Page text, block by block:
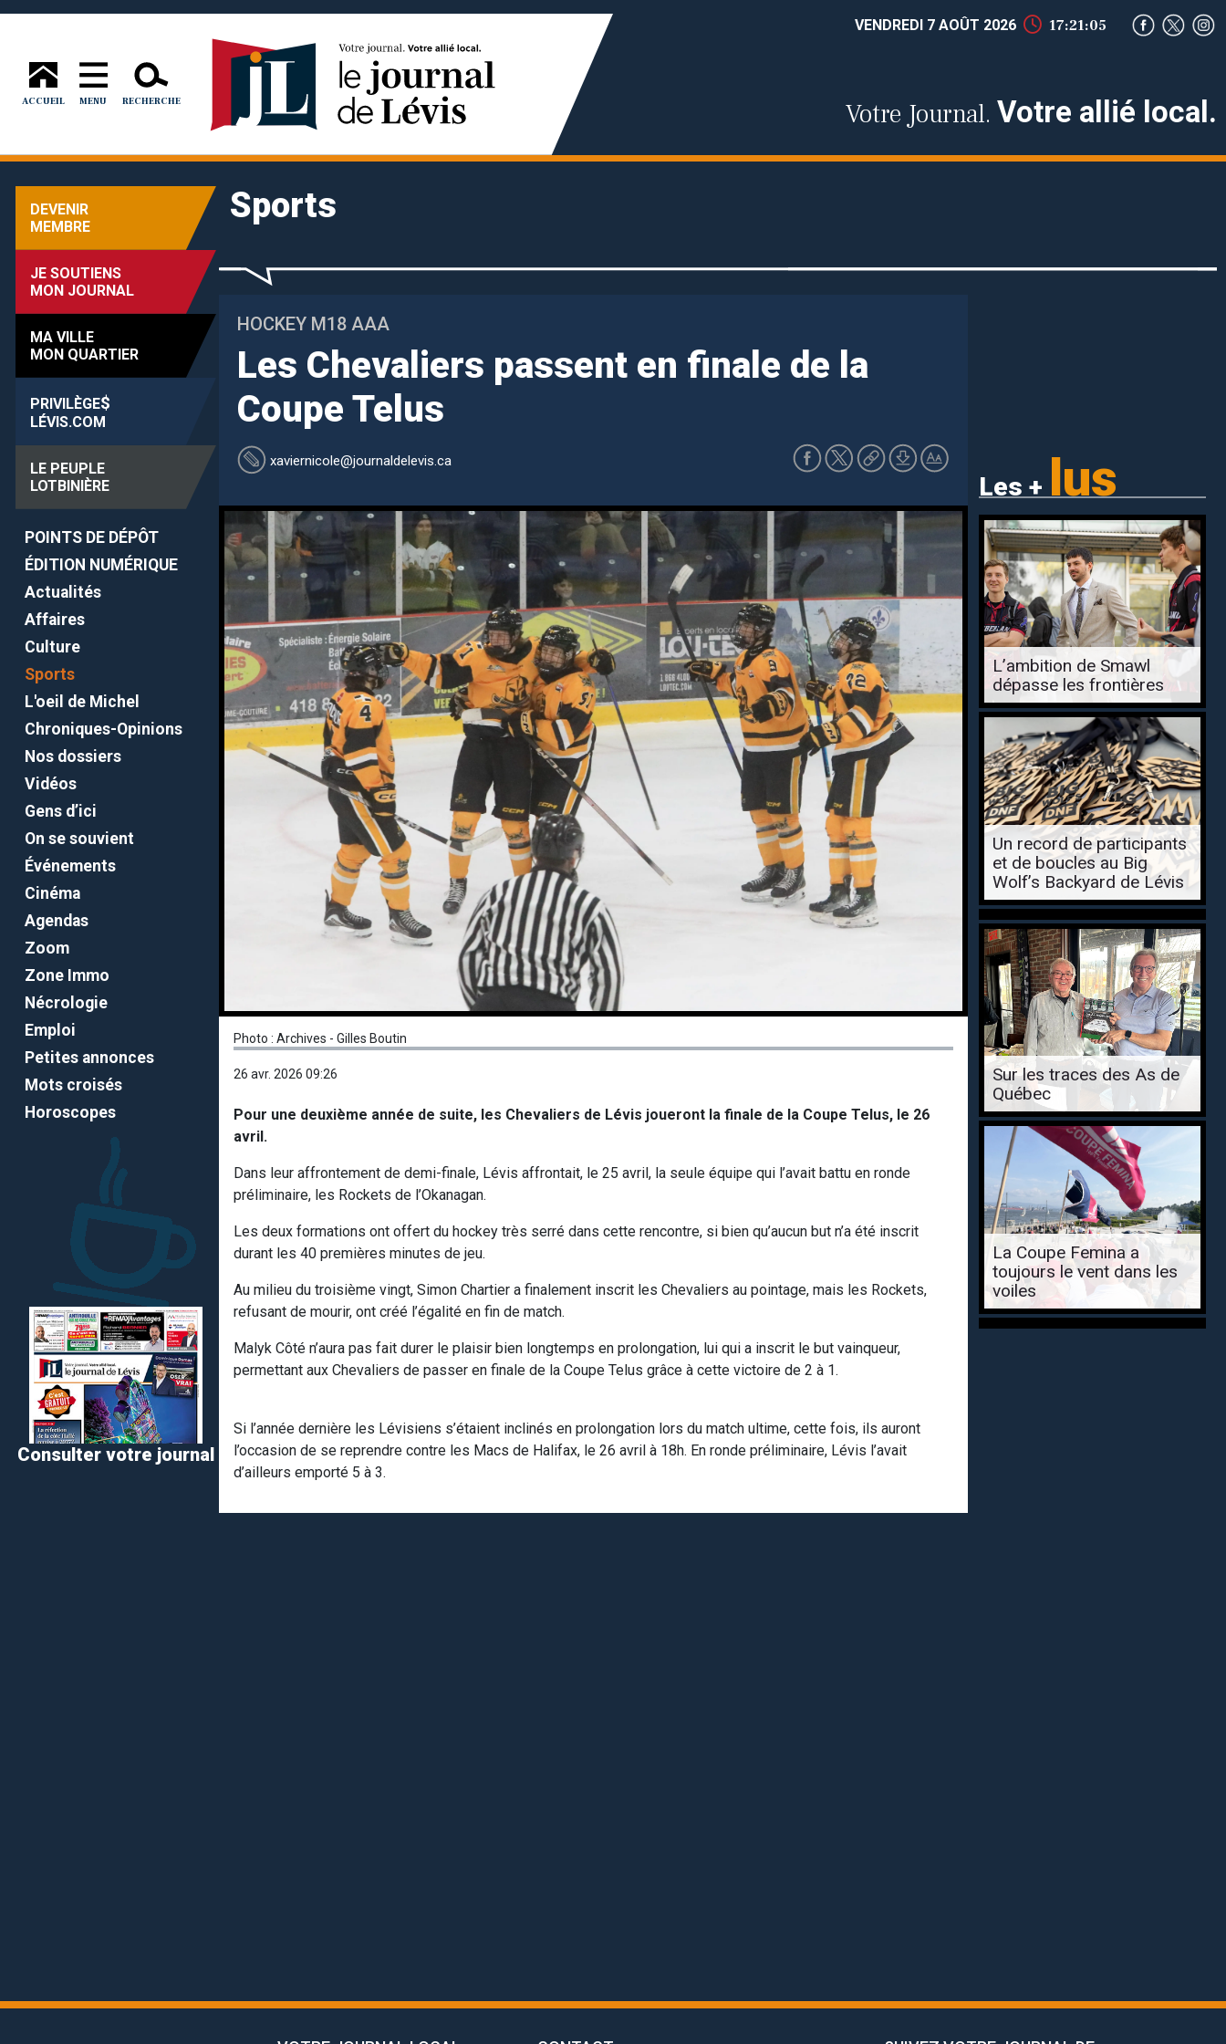
ACCUEIL MENU RECHERCHE
VENDREDI 7 AOÛT 2026 17:21:05
Votre Journal. Votre allié local.
DEVENIR
MEMBRE
JE SOUTIENS
MON JOURNAL
MA VILLE
MON QUARTIER
PRIVILÈGE$
LÉVIS.COM
LE PEUPLE
LOTBINIÈRE
POINTS DE DÉPÔT
ÉDITION NUMÉRIQUE
Actualités
Affaires
Culture
Sports
L'oeil de Michel
Chroniques-Opinions
Nos dossiers
Vidéos
Gens d’ici
On se souvient
Événements
Cinéma
Agendas
Zoom
Zone Immo
Nécrologie
Emploi
Petites annonces
Mots croisés
Horoscopes
Consulter votre journal
Sports
HOCKEY M18 AAA
Les Chevaliers passent en finale de la
Coupe Telus
xaviernicole@journaldelevis.ca
Les + lus
Photo : Archives - Gilles Boutin
26 avr. 2026 09:26
Pour une deuxième année de suite, les Chevaliers de Lévis joueront la finale de la Coupe Telus, le 26
avril.
Dans leur affrontement de demi-finale, Lévis affrontait, le 25 avril, la seule équipe qui l’avait battu en ronde
préliminaire, les Rockets de l’Okanagan.
Les deux formations ont offert du hockey très serré dans cette rencontre, si bien qu’aucun but n’a été inscrit
durant les 40 premières minutes de jeu.
Au milieu du troisième vingt, Simon Chartier a finalement inscrit les Chevaliers au pointage, mais les Rockets,
refusant de mourir, ont créé l’égalité en fin de match.
Malyk Côté n’aura pas fait durer le plaisir bien longtemps en prolongation, lui qui a inscrit le but vainqueur,
permettant aux Chevaliers de passer en finale de la Coupe Telus grâce à cette victoire de 2 à 1.
Si l’année dernière les Lévisiens s’étaient inclinés en prolongation lors du match ultime, cette fois, ils auront
l’occasion de se reprendre contre les Macs de Halifax, le 26 avril à 18h. En ronde préliminaire, Lévis l’avait
d’ailleurs emporté 5 à 3.
L’ambition de Smawl
dépasse les frontières
Un record de participants
et de boucles au Big
Wolf’s Backyard de Lévis
Sur les traces des As de
Québec
La Coupe Femina a
toujours le vent dans les
voiles